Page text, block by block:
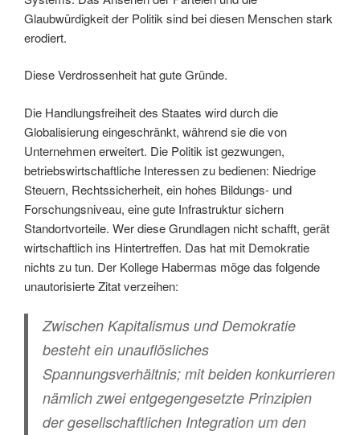
Glaubwürdigkeit der Politik sind bei diesen Menschen stark
erodiert.
Diese Verdrossenheit hat gute Gründe.
Die Handlungsfreiheit des Staates wird durch die
Globalisierung eingeschränkt, während sie die von
Unternehmen erweitert. Die Politik ist gezwungen,
betriebswirtschaftliche Interessen zu bedienen: Niedrige
Steuern, Rechtssicherheit, ein hohes Bildungs- und
Forschungsniveau, eine gute Infrastruktur sichern
Standortvorteile. Wer diese Grundlagen nicht schafft, gerät
wirtschaftlich ins Hintertreffen. Das hat mit Demokratie
nichts zu tun. Der Kollege Habermas möge das folgende
unautorisierte Zitat verzeihen:
Zwischen Kapitalismus und Demokratie
besteht ein unauflösliches
Spannungsverhältnis; mit beiden konkurrieren
nämlich zwei entgegengesetzte Prinzipien
der gesellschaftlichen Integration um den